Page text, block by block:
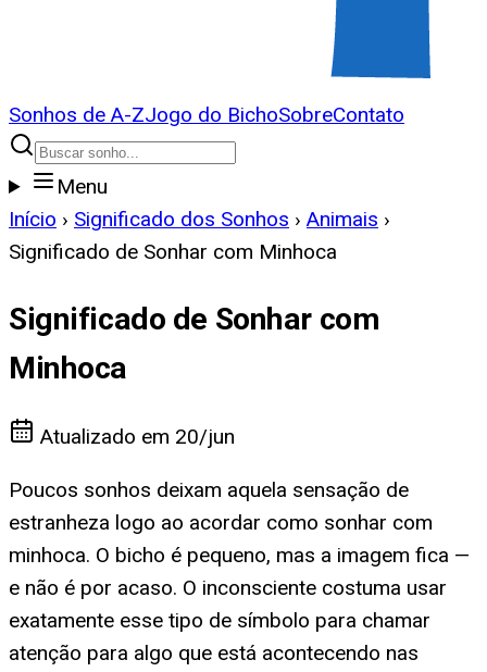
Sonhos de A-ZJogo do BichoSobreContato
Menu
Início › Significado dos Sonhos › Animais ›
Significado de Sonhar com Minhoca
Significado de Sonhar com
Minhoca
Atualizado em 20/jun
Poucos sonhos deixam aquela sensação de
estranheza logo ao acordar como sonhar com
minhoca. O bicho é pequeno, mas a imagem fica —
e não é por acaso. O inconsciente costuma usar
exatamente esse tipo de símbolo para chamar
atenção para algo que está acontecendo nas